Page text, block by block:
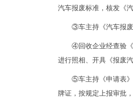
汽车报废标准，核发《
③车主持《汽车报废
④回收企业经查验《
进行照相、开具《报废
⑤车主持《申请表》
牌证，按规定上报审批